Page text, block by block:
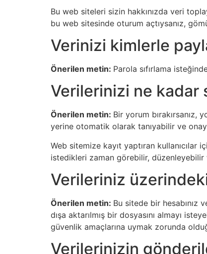
Bu web siteleri sizin hakkınızda veri
bu web sitesinde oturum açtıysanız,
Verinizi kimlerle
Önerilen metin: Parola sıfırlama
Verilerinizi ne kadar
Önerilen metin: Bir yorum bırakırsanız,
yerine otomatik olarak tanıyabilir ve
Web sitemize kayıt yaptıran kullanıcılar
istedikleri zaman görebilir,
Verileriniz
Önerilen metin: Bu sitede bir hesabınız
dışa aktarılmış bir dosyasını almayı
güvenlik amaçlarına uymak zorunda
Verilerinizin